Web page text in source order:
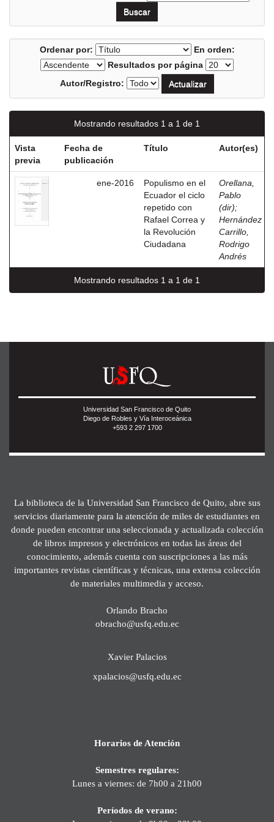
Ordenar por:
En orden:
Resultados por página
Autor/Registro:
Mostrando resultados 1 a 1 de 1
Vista
previa
Fecha de
publicación
Título Autor(es)
ene-2016
Populismo en el
Ecuador el ciclo
repetido con
Rafael Correa y
la Revolución
Ciudadana
Orellana,
Pablo
(dir);
Hernández
Carrillo,
Rodrigo
Andrés
Mostrando resultados 1 a 1 de 1
Universidad San Francisco de Quito
Diego de Robles y Vía Interoceánica
+593 2 297 1700
La biblioteca de la Universidad San Francisco de Quito, abre sus
servicios diariamente para la atención de miles de estudiantes en
donde pueden encontrar una seleccionada y actualizada colección
de libros impresos y electrónicos en todas las áreas del
conocimiento, además cuenta con suscripciones a las más
importantes revistas científicas y técnicas, una extensa colección
de materiales multimedia y acceso.
Orlando Bracho
obracho@usfq.edu.ec
Xavier Palacios
xpalacios@usfq.edu.ec
Horarios de Atención
Semestres regulares:
Lunes a viernes: de 7h00 a 21h00
Períodos de verano: